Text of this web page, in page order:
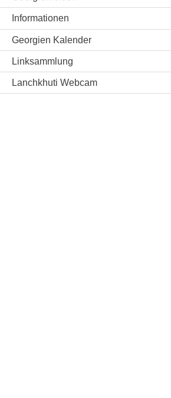
Informationen
Georgien Kalender
Linksammlung
Lanchkhuti Webcam